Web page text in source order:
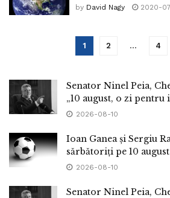
by David Nagy 2020-
1 2 … 4
Senator Ninel Peia,
„10 august, o zi
2026-08-10
Ioan Ganea și Sergiu
sărbătoriți pe 10
2026-08-10
Senator Ninel Peia,